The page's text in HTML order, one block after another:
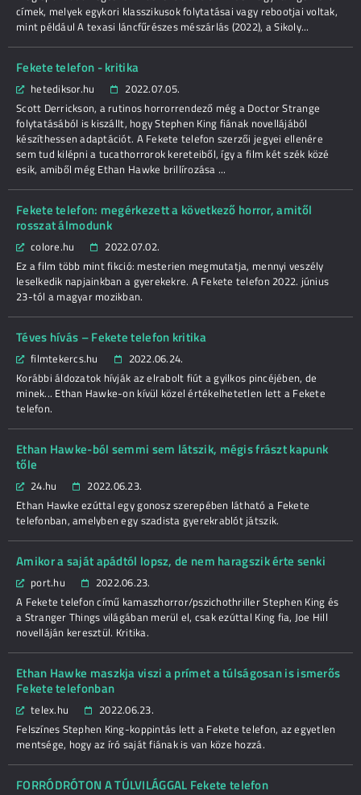
címek, melyek egykori klasszikusok folytatásai vagy rebootjai voltak,
mint például A texasi láncfűrészes mészárlás (2022), a Sikoly...
Fekete telefon - kritika
hetediksor.hu
2022.07.05.
Scott Derrickson, a rutinos horrorrendező még a Doctor Strange
folytatásából is kiszállt, hogy Stephen King fiának novellájából
készíthessen adaptációt. A Fekete telefon szerzői jegyei ellenére
sem tud kilépni a tucathorrorok kereteiből, így a film két szék közé
esik, amiből még Ethan Hawke brillírozása ...
Fekete telefon: megérkezett a következő horror, amitől
rosszat álmodunk
colore.hu
2022.07.02.
Ez a film több mint fikció: mesterien megmutatja, mennyi veszély
leselkedik napjainkban a gyerekekre. A Fekete telefon 2022. június
23-tól a magyar mozikban.
Téves hívás – Fekete telefon kritika
filmtekercs.hu
2022.06.24.
Korábbi áldozatok hívják az elrabolt fiút a gyilkos pincéjében, de
minek... Ethan Hawke-on kívül közel értékelhetetlen lett a Fekete
telefon.
Ethan Hawke-ból semmi sem látszik, mégis frászt kapunk
tőle
24.hu
2022.06.23.
Ethan Hawke ezúttal egy gonosz szerepében látható a Fekete
telefonban, amelyben egy szadista gyerekrablót játszik.
Amikor a saját apádtól lopsz, de nem haragszik érte senki
port.hu
2022.06.23.
A Fekete telefon című kamaszhorror/pszichothriller Stephen King és
a Stranger Things világában merül el, csak ezúttal King fia, Joe Hill
novelláján keresztül. Kritika.
Ethan Hawke maszkja viszi a prímet a túlságosan is ismerős
Fekete telefonban
telex.hu
2022.06.23.
Felszínes Stephen King-koppintás lett a Fekete telefon, az egyetlen
mentsége, hogy az író saját fiának is van köze hozzá.
FORRÓDRÓTON A TÚLVILÁGGAL Fekete telefon